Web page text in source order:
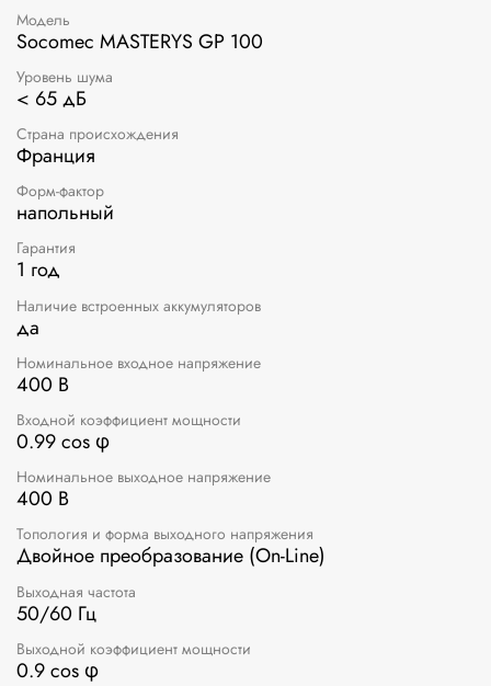
Модель
Socomec MASTERYS GP 100
Уровень шума
< 65 дБ
Страна происхождения
Франция
Форм-фактор
напольный
Гарантия
1 год
Наличие встроенных аккумуляторов
да
Номинальное входное напряжение
400 В
Входной коэффициент мощности
0.99 cos φ
Номинальное выходное напряжение
400 В
Топология и форма выходного напряжения
Двойное преобразование (On-Line)
Выходная частота
50/60 Гц
Выходной коэффициент мощности
0.9 cos φ